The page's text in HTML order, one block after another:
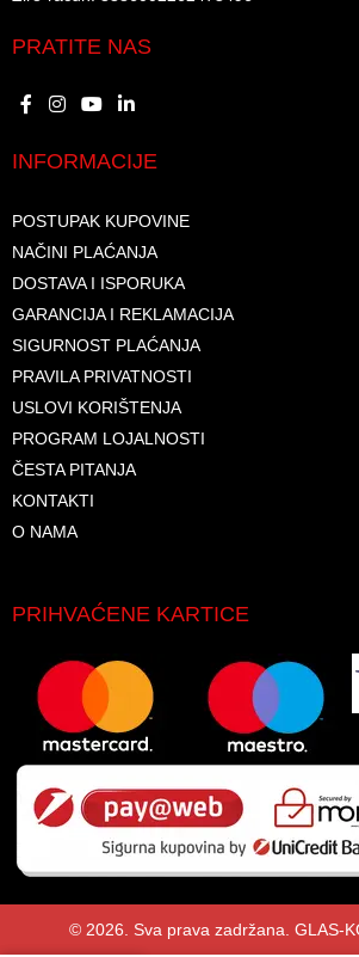
PRATITE NAS
INFORMACIJE
POSTUPAK KUPOVINE
NAČINI PLAĆANJA
DOSTAVA I ISPORUKA
GARANCIJA I REKLAMACIJA
SIGURNOST PLAĆANJA
PRAVILA PRIVATNOSTI
USLOVI KORIŠTENJA
PROGRAM LOJALNOSTI
ČESTA PITANJA
KONTAKTI
O NAMA
PRIHVAĆENE KARTICE
© 2026. Sva prava zadržana. GLAS-